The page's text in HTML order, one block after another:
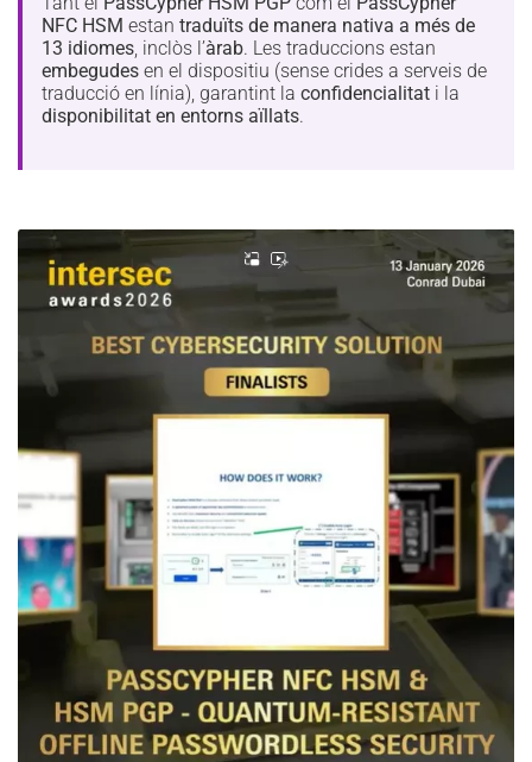
NFC HSM estan traduïts de manera nativa a més de
13 idiomes , inclòs l’àrab. Les traduccions estan
embegudes en el dispositiu (sense crides a serveis de
traducció en línia), garantint la confidencialitat i la
disponibilitat en entorns aïllats.